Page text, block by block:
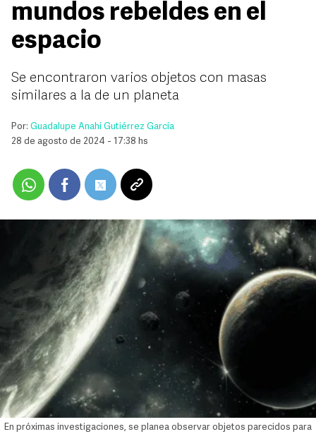
mundos rebeldes en el
espacio
Se encontraron varios objetos con masas
similares a la de un planeta
Por: Guadalupe Anahí Gutiérrez García
28 de agosto de 2024 - 17:38 hs
En próximas investigaciones, se planea observar objetos parecidos para